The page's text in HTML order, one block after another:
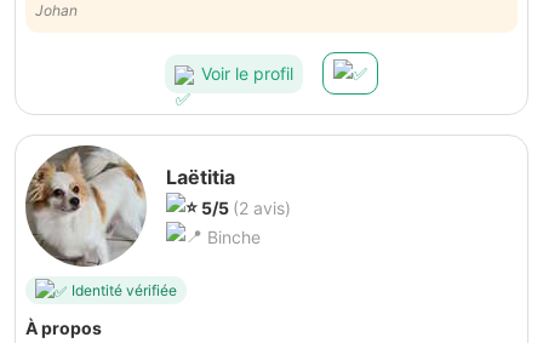
de gaten. We kwamen terug en de kat was super relax, alsof we niet
weg gegaan waren!
Johan
Voir le profil
Laëtitia
5/5 (2 avis)
Binche
Identité vérifiée
À propos